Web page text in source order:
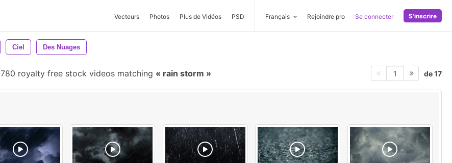
Vecteurs Photos Plus de Vidéos PSD Français Rejoindre pro Se connecter S'inscrire
Ciel Des Nuages
780 royalty free stock videos matching rain storm 1 de 17